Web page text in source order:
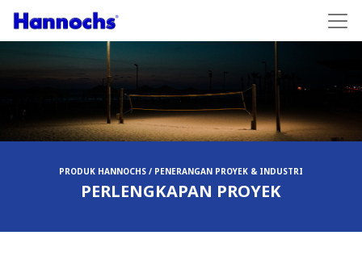
PRODUK HANNOCHS / PENERANGAN PROYEK & INDUSTRI
PERLENGKAPAN PROYEK